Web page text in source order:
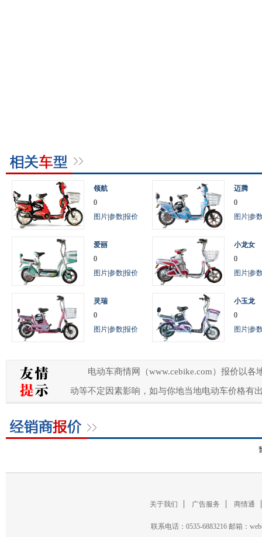
领航
0
图片参数报价
迈腾
0
图片参
爱丽
0
图片参数报价
小龙女
0
图片参
灵瑞
0
图片参数报价
小玉龙
0
图片参
电动车商情网（www.cebike.com）报价以
动等不定因素影响，如与你地当地电动车价格有
关于我们 广告服务 商情通
联系电话：0535-6883216 邮箱：